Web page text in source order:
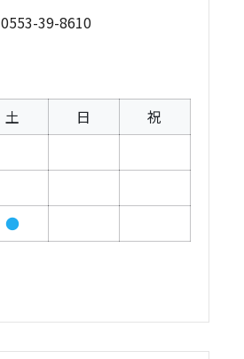
0553-39-8610
土 日 祝
●